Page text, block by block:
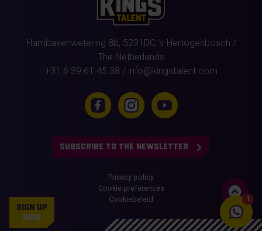
Hambakenwetering 8b, 5231DC 's-Hertogenbosch /
The Netherlands
+31 6 39 61 45 38 / info@kingstalent.com
SUBSCRIBE TO THE NEWSLETTER
Privacy policy
Cookie preferences
Cookiebeleid
SIGN UP
NOW
1